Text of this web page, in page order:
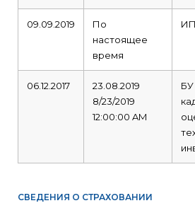
09.09.2019
По
настоящее
время
ИП
06.12.2017
23.08.2019
8/23/2019
12:00:00 AM
СВЕДЕНИЯ О СТРАХОВАНИИ